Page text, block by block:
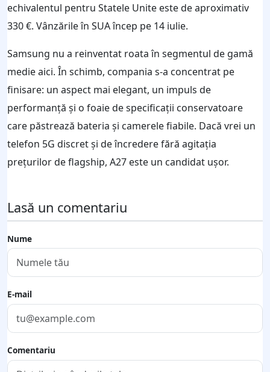
echivalentul pentru Statele Unite este de aproximativ
330 €. Vânzările în SUA încep pe 14 iulie.
Samsung nu a reinventat roata în segmentul de gamă
medie aici. În schimb, compania s-a concentrat pe
finisare: un aspect mai elegant, un impuls de
performanță și o foaie de specificații conservatoare
care păstrează bateria și camerele fiabile. Dacă vrei un
telefon 5G discret și de încredere fără agitația
prețurilor de flagship, A27 este un candidat ușor.
Lasă un comentariu
Nume
E-mail
Comentariu